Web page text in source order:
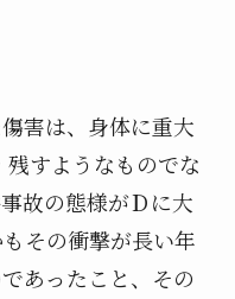
害は、身体に重大
すようなものでな
故の態様がＤに大
その衝撃が長い年
あったこと、その